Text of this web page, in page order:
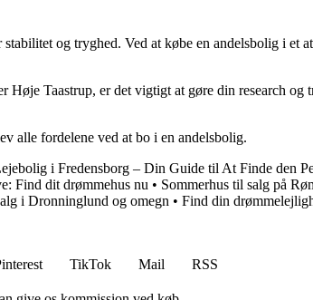
og tryghed. Ved at købe en andelsbolig i
Høje Taastrup, er det vigtigt at gøre din research
alle fordelene ved at bo i en andelsbolig.
i Fredensborg – Din Guide til At Finde den
Find dit drømmehus nu • Sommerhus til salg på
i Dronninglund og omegn • Find din
TikTok Mail
RSS